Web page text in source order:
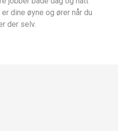
dine øyne og ører når du
der selv.